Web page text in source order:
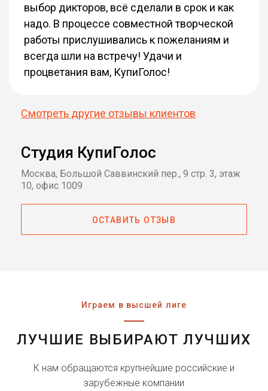
выбор дикторов, всё сделали в срок и как
надо. В процессе совместной творческой
работы прислушивались к пожеланиям и
всегда шли на встречу! Удачи и
процветания вам, КупиГолос!
Смотреть другие отзывы клиентов
Студия КупиГолос
Москва, Большой Саввинский пер., 9 стр. 3, этаж
10, офис 1009
ОСТАВИТЬ ОТЗЫВ
Играем в высшей лиге
ЛУЧШИЕ ВЫБИРАЮТ ЛУЧШИХ
К нам обращаются крупнейшие российские и
зарубежные компании